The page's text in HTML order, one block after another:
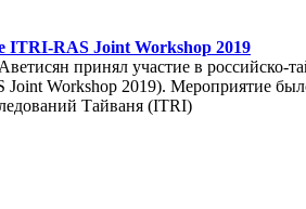
RAS Joint Workshop 2019
принял участие в российско-
Joint Workshop 2019). Мероприятие
Тайваня (ITRI)